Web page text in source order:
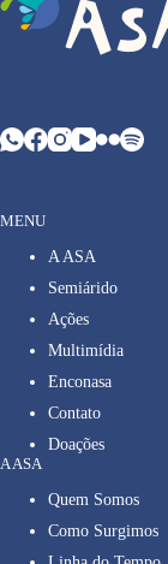
MENU
A ASA
Semiárido
Ações
Multimídia
Enconasa
Contato
Doações
A ASA
Quem Somos
Como Surgimos